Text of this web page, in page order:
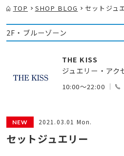
TOP SHOP BLOG セットジュ
2F・ブルーゾーン
THE KISS
ジュエリー・アク
10:00～22:00
2021.03.01 Mon.
セットジュエリー